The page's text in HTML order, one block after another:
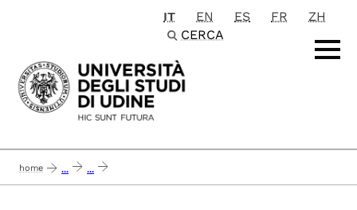
Passa al contenuto principale
IT EN ES FR
ZH
CERCA
home ... ...